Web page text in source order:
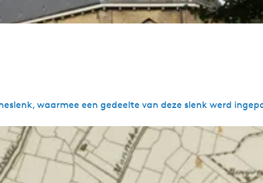
waarmee een gedeelte van deze slenk werd